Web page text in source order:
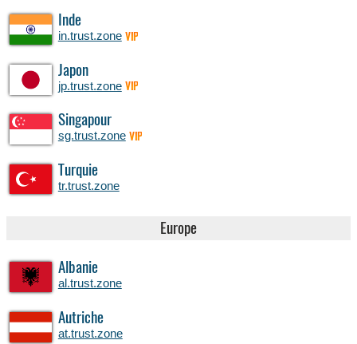
Inde
in.trust.zone VIP
Japon
jp.trust.zone VIP
Singapour
sg.trust.zone VIP
Turquie
tr.trust.zone
Europe
Albanie
al.trust.zone
Autriche
at.trust.zone